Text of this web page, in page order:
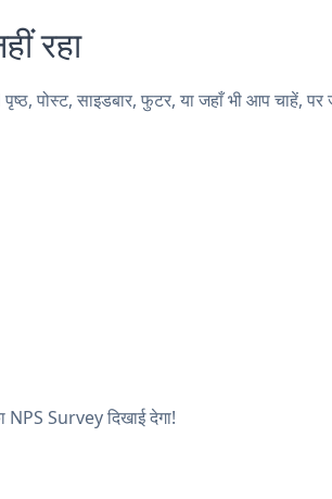
रहा
पोस्ट, साइडबार, फुटर, या जहाँ भी आप चाहें, पर
Survey दिखाई देगा!